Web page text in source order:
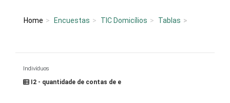
Home Encuestas TIC Domicílios Tablas
Indivíduos
I2 - quantidade de contas de e